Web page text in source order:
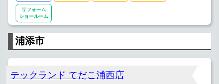
リフォーム
ショールーム
浦添市
テックランド てだこ浦西店